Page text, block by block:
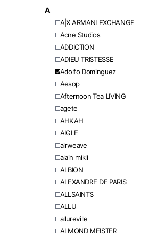
A
A|X ARMANI EXCHANGE
Acne Studios
ADDICTION
ADIEU TRISTESSE
Adolfo Dominguez
Aesop
Afternoon Tea LIVING
agete
AHKAH
AIGLE
airweave
alain mikli
ALBION
ALEXANDRE DE PARIS
ALLSAINTS
ALLU
allureville
ALMOND MEISTER